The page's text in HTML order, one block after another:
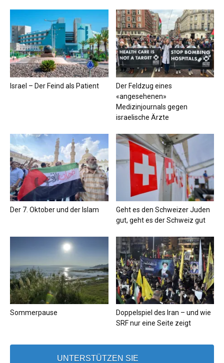
Israel – Der Feind als Patient
Der Feldzug eines
«angesehenen»
Medizinjournals gegen
israelische Ärzte
Der 7. Oktober und der Islam
Geht es den Schweizer Juden
gut, geht es der Schweiz gut
Sommerpause
Doppelspiel des Iran – und wie
SRF nur eine Seite zeigt
UNTERSTÜTZEN SIE